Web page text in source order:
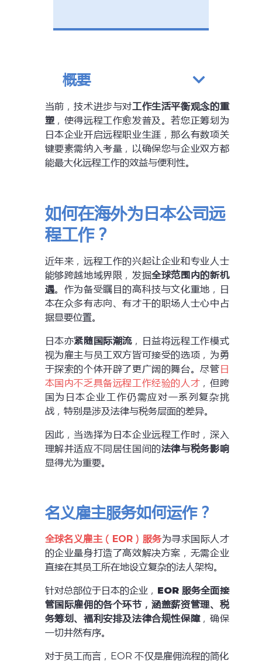
概要
当前，技术进步与对工作生活平衡观念的重
塑，使得远程工作愈发普及。若您正筹划为
日本企业开启远程职业生涯，那么有数项关
键要素需纳入考量，以确保您与企业双方都
能最大化远程工作的效益与便利性。
如何在海外为日本公司远
程工作？
近年来，远程工作的兴起让企业和专业人士
能够跨越地域界限，发掘全球范围内的新机
遇。作为备受瞩目的高科技与文化重地，日
本在众多有志向、有才干的职场人士心中占
据显要位置。
日本亦紧随国际潮流 ，日益将远程工作模式
视为雇主与员工双方皆可接受的选项，为勇
于探索的个体开辟了更广阔的舞台。尽管日
本国内不乏具备远程工作经验的人才 ，但跨
国为日本企业工作仍需应对一系列复杂挑
战，特别是涉及法律与税务层面的差异。
因此，当选择为日本企业远程工作时，深入
理解并适应不同居住国间的法律与税务影响
显得尤为重要。
名义雇主服务如何运作？
全球名义雇主（EOR）服务为寻求国际人才
的企业量身打造了高效解决方案，无需企业
直接在其员工所在地设立复杂的法人架构。
针对总部位于日本的企业， EOR 服务全面接
管国际雇佣的各个环节，涵盖薪资管理、税
务筹划、福利安排及法律合规性保障，确保
一切井然有序。
对于员工而言，EOR 不仅是雇佣流程的简化